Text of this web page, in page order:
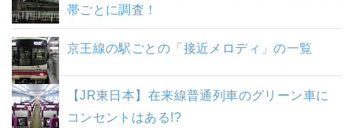
帯ごとに調査！
京王線の駅ごとの「接近メロディ」の一覧
【JR東日本】在来線普通列車のグリーン車に
コンセントはある!?